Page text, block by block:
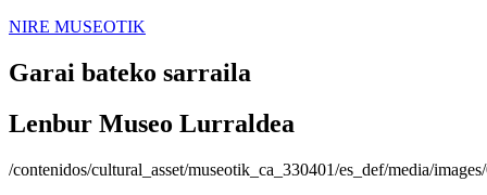
NIRE MUSEOTIK
Garai bateko sarraila
Lenbur Museo Lurraldea
/contenidos/cultural_asset/museotik_ca_330401/es_def/media/